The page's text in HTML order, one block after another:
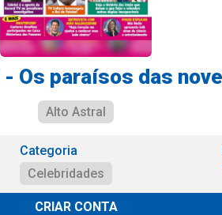
- Os paraísos das
Alto Astral
Categoria
Celebridades
CRIAR CONTA